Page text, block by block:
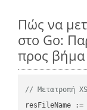
Πώς να
στο Go:
προς βήμα
// Μετατροπή
resFileName :=